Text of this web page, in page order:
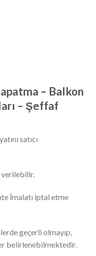
– Balkon
– Şeffaf
satıcı
verilebilir.
İmalatı iptal etme
geçerli olmayıp,
belirlenebilmektedir.